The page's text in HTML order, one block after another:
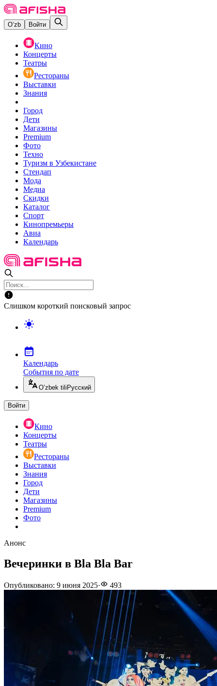
O‘zb Войти
Кино
Концерты
Театры
Рестораны
Выставки
Знания
Город
Дети
Магазины
Premium
Фото
Техно
Туризм в Узбекистане
Стендап
Мода
Медиа
Скидки
Каталог
Спорт
Кинопремьеры
Авиа
Календарь
Слишком короткий поисковый запрос
Календарь
События по дате
O’zbek tili Русский
Войти
Кино
Концерты
Театры
Рестораны
Выставки
Знания
Город
Дети
Магазины
Premium
Фото
Анонс
Вечеринки в Bla Bla Bar
Опубликовано: 9 июня 2025· 493